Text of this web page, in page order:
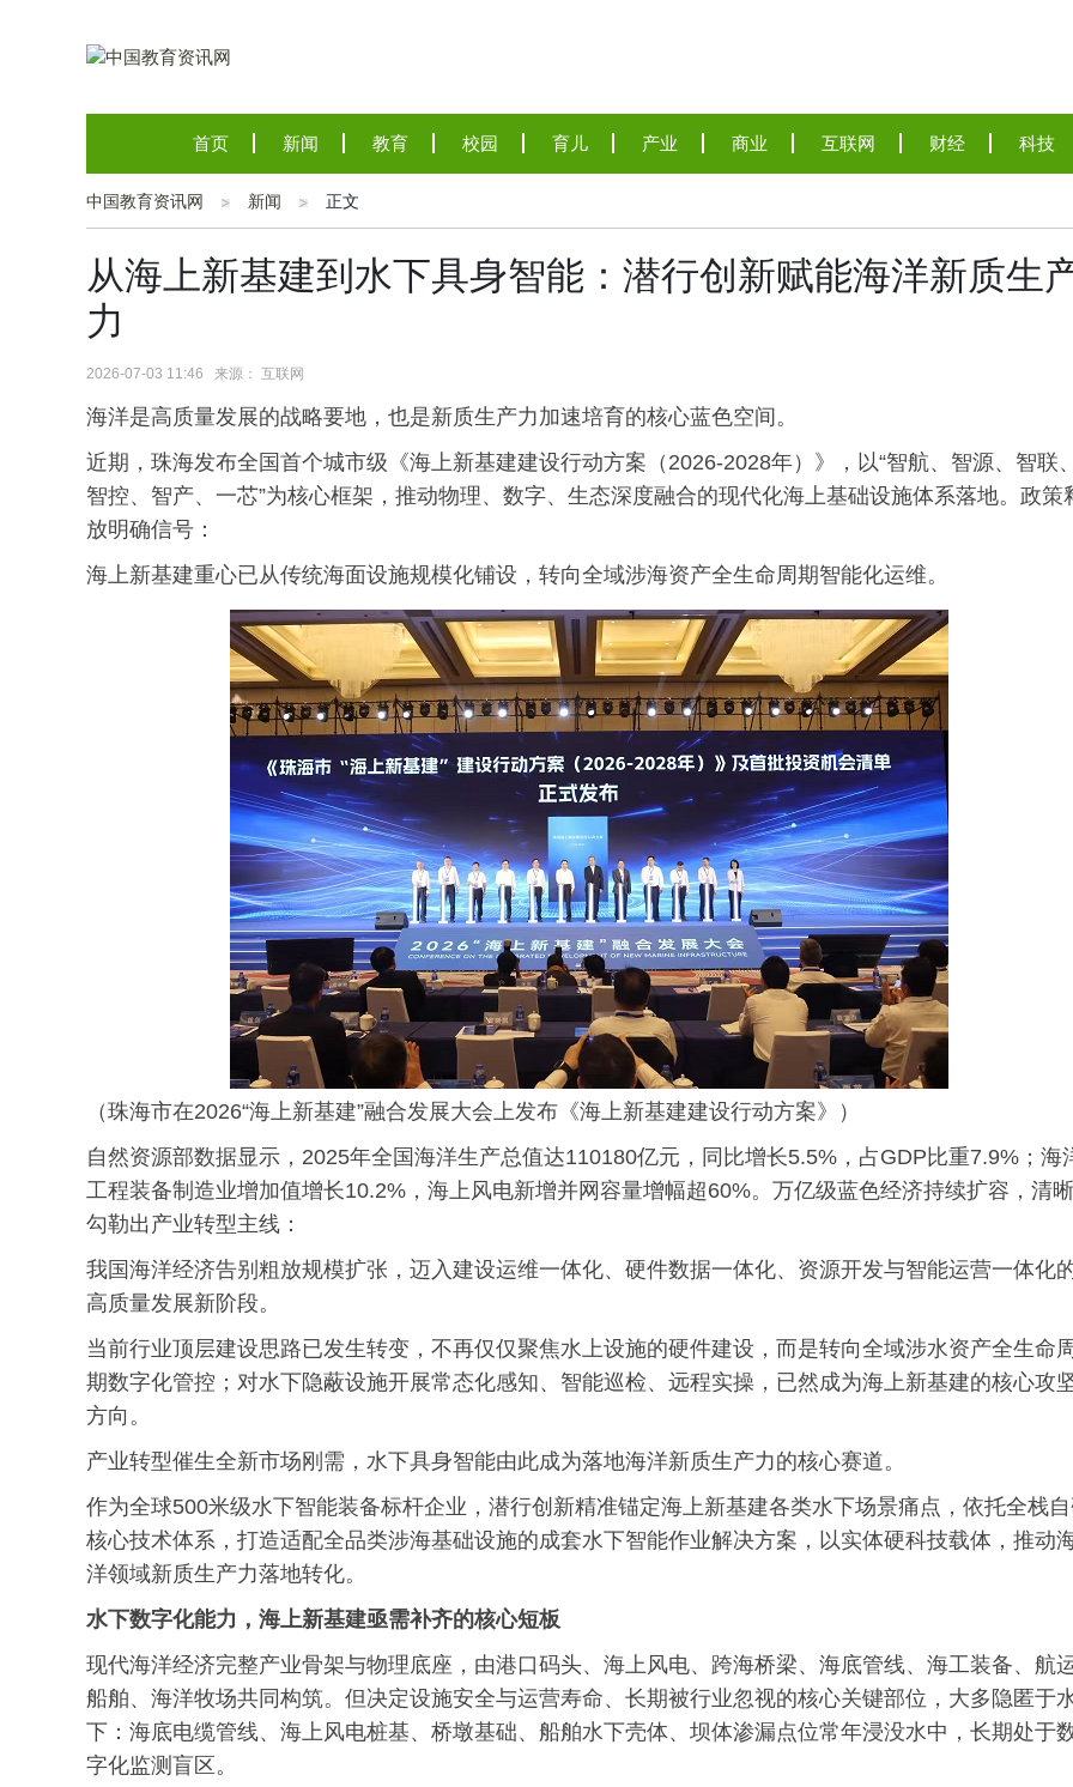
首页 新闻 教育 校园 育儿 产业 商业 互联网 财经 科技
中国教育资讯网 新闻 正文
从海上新基建到水下具身智能：潜行创新赋能海洋新质生
力
2026-07-03 11:46 来源： 互联网
海洋是高质量发展的战略要地，也是新质生产力加速培育的核心蓝色空间。
近期，珠海发布全国首个城市级《海上新基建建设行动方案（2026-2028年）》，以“智航、智源、智联、
智控、智产、一芯”为核心框架，推动物理、数字、生态深度融合的现代化海上基础设施体系落地。政策
放明确信号：
海上新基建重心已从传统海面设施规模化铺设，转向全域涉海资产全生命周期智能化运维。
（珠海市在2026“海上新基建”融合发展大会上发布《海上新基建建设行动方案》）
自然资源部数据显示，2025年全国海洋生产总值达110180亿元，同比增长5.5%，占GDP比重7.9%；海
工程装备制造业增加值增长10.2%，海上风电新增并网容量增幅超60%。万亿级蓝色经济持续扩容，清晰
勾勒出产业转型主线：
我国海洋经济告别粗放规模扩张，迈入建设运维一体化、硬件数据一体化、资源开发与智能运营一体化
高质量发展新阶段。
当前行业顶层建设思路已发生转变，不再仅仅聚焦水上设施的硬件建设，而是转向全域涉水资产全生命周
期数字化管控；对水下隐蔽设施开展常态化感知、智能巡检、远程实操，已然成为海上新基建的核心攻
方向。
产业转型催生全新市场刚需，水下具身智能由此成为落地海洋新质生产力的核心赛道。
作为全球500米级水下智能装备标杆企业，潜行创新精准锚定海上新基建各类水下场景痛点，依托全栈
核心技术体系，打造适配全品类涉海基础设施的成套水下智能作业解决方案，以实体硬科技载体，推动
洋领域新质生产力落地转化。
水下数字化能力，海上新基建亟需补齐的核心短板
现代海洋经济完整产业骨架与物理底座，由港口码头、海上风电、跨海桥梁、海底管线、海工装备、航
船舶、海洋牧场共同构筑。但决定设施安全与运营寿命、长期被行业忽视的核心关键部位，大多隐匿于
下：海底电缆管线、海上风电桩基、桥墩基础、船舶水下壳体、坝体渗漏点位常年浸没水中，长期处于
字化监测盲区。